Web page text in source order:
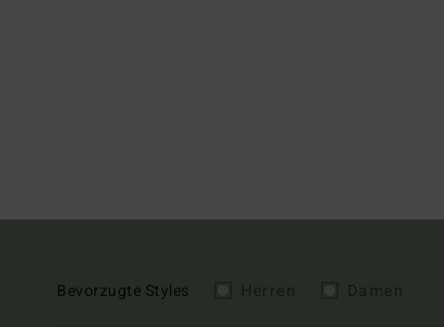
Bevorzugte Styles